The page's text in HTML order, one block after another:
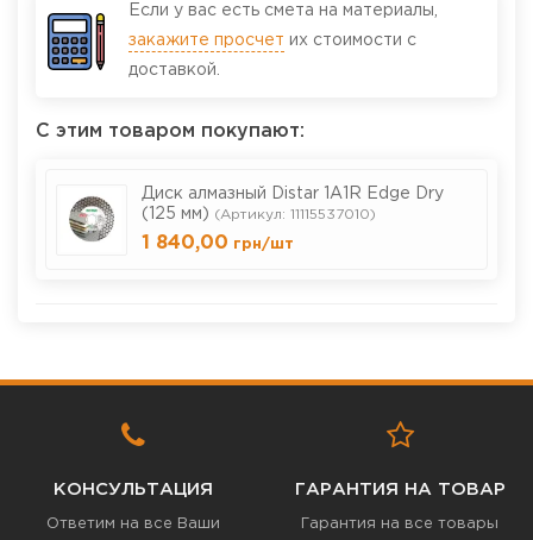
Если у вас есть смета на материалы,
закажите просчет их стоимости с
доставкой.
С этим товаром покупают:
Диск алмазный Distar 1A1R Edge Dry
(125 мм) (Артикул: 11115537010)
1 840,00 грн/шт
КОНСУЛЬТАЦИЯ
Ответим на все Ваши
ГАРАНТИЯ НА ТОВАР
Гарантия на все товары